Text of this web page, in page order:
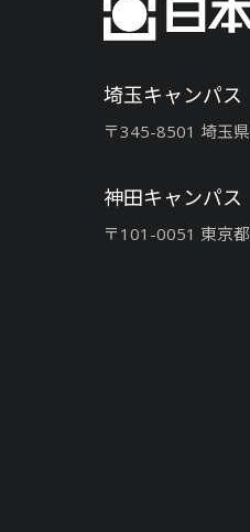
埼玉キャンパス
〒345-8501 埼玉
神田キャンパス
〒101-0051 東京